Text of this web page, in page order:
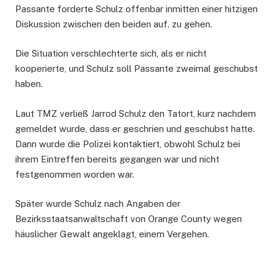
Passante forderte Schulz offenbar inmitten einer hitzigen
Diskussion zwischen den beiden auf, zu gehen.
Die Situation verschlechterte sich, als er nicht
kooperierte, und Schulz soll Passante zweimal geschubst
haben.
Laut TMZ verließ Jarrod Schulz den Tatort, kurz nachdem
gemeldet wurde, dass er geschrien und geschubst hatte.
Dann wurde die Polizei kontaktiert, obwohl Schulz bei
ihrem Eintreffen bereits gegangen war und nicht
festgenommen worden war.
Später wurde Schulz nach Angaben der
Bezirksstaatsanwaltschaft von Orange County wegen
häuslicher Gewalt angeklagt, einem Vergehen.